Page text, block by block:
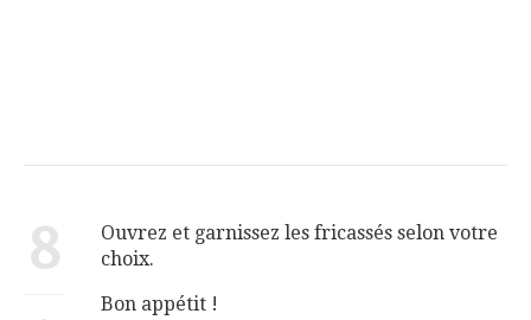
8
Ouvrez et garnissez les fricassés selon votre
choix.
Bon appétit !